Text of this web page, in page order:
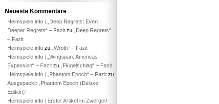
Neueste Kommentare
Heimspiele.info | „Deep Regrets: Even
Deeper Regrets“ – Fazit zu
„Deep Regrets“
– Fazit
Heimspiele.info zu „Wroth“ – Fazit
Heimspiele.info | „Wingspan: Americas
Expansion“ – Fazit zu
„Flügelschlag“ – Fazit
Heimspiele.info | „Phantom Epoch“ – Fazit zu
Ausgepackt: „Phantom Epoch (Deluxe
Edition)“
Heimspiele.info | Erster Artikel im Zwergerl-